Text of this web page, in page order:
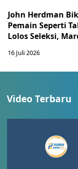
John Herdman
Pemain Seperti
Lolos Seleksi,
16 Juli 2026
Video Terbaru